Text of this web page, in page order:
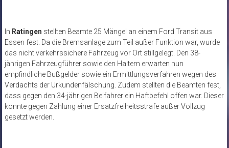
In Ratingen stellten Beamte 25 Mängel an einem Ford Transit aus
Essen fest. Da die Bremsanlage zum Teil außer Funktion war, wurde
das nicht verkehrssichere Fahrzeug vor Ort stillgelegt. Den 38-
jährigen Fahrzeugführer sowie den Haltern erwarten nun
empfindliche Bußgelder sowie ein Ermittlungsverfahren wegen des
Verdachts der Urkundenfälschung. Zudem stellten die Beamten fest,
dass gegen den 34-jährigen Beifahrer ein Haftbefehl offen war. Dieser
konnte gegen Zahlung einer Ersatzfreiheitsstrafe außer Vollzug
gesetzt werden.